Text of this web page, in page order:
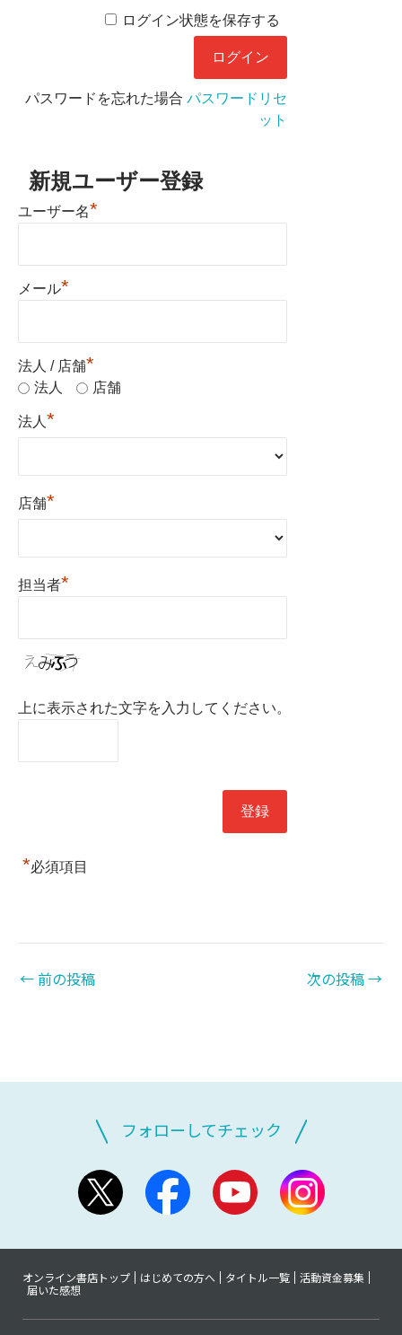
ログイン状態を保存する
パスワードを忘れた場合 パスワードリセ
ット
新規ユーザー登録
ユーザー名*
メール*
法人 / 店舗*
法人 店舗
法人 *
店舗*
担当者*
上に表示された文字を入力してください。
*必須項目
←前の投稿 次の投稿→
フォローしてチェック
オンライン書店トップ はじめての方へ タイトル一覧
活動資金募集
届いた感想